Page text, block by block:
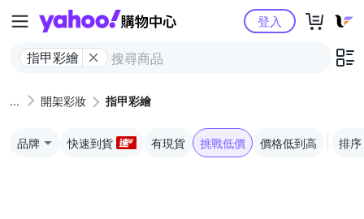
Yahoo購物中心
指甲彩繪
登入
開架彩妝 指甲彩繪
品牌 快速到貨 有現貨 挑戰低價 價格低到高 排序